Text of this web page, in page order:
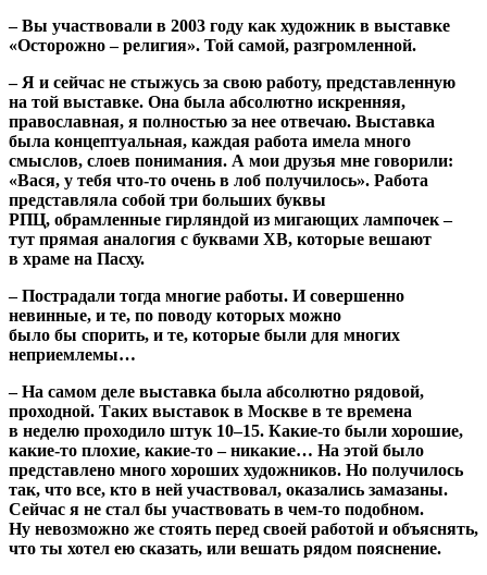
– Вы участвовали в 2003 году как художник в выставке
«Осторожно – религия». Той самой, разгромленной.
– Я и сейчас не стыжусь за свою работу, представленную
на той выставке. Она была абсолютно искренняя,
православная, я полностью за нее отвечаю. Выставка
была концептуальная, каждая работа имела много
смыслов, слоев понимания. А мои друзья мне говорили:
«Вася, у тебя что-то очень в лоб получилось». Работа
представляла собой три больших буквы
РПЦ, обрамленные гирляндой из мигающих лампочек –
тут прямая аналогия с буквами ХВ, которые вешают
в храме на Пасху.
– Пострадали тогда многие работы. И совершенно
невинные, и те, по поводу которых можно
было бы спорить, и те, которые были для многих
неприемлемы…
– На самом деле выставка была абсолютно рядовой,
проходной. Таких выставок в Москве в те времена
в неделю проходило штук 10–15. Какие-то были хорошие,
какие-то плохие, какие-то – никакие… На этой было
представлено много хороших художников. Но получилось
так, что все, кто в ней участвовал, оказались замазаны.
Сейчас я не стал бы участвовать в чем-то подобном.
Ну невозможно же стоять перед своей работой и объяснять,
что ты хотел ею сказать, или вешать рядом пояснение.